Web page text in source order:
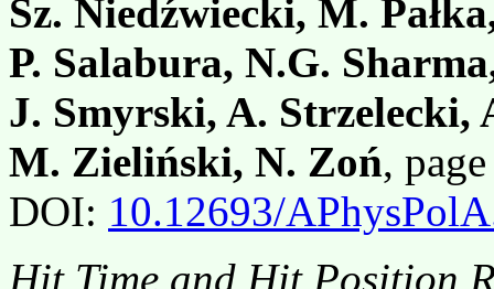
Sz. Niedźwiecki, M.
P. Salabura, N.G.
J. Smyrski, A. Strzelecki,
M. Zieliński, N. Zoń,
DOI: 10.12693/
Hit Time and Hit Position